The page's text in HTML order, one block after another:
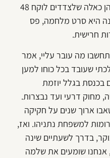
ביום השיבוש ופעם ביום הזעם, הן כאלה שלצדדים לוקח 48
היא סרט מלחמה, פס
חרישית.
מה עובר עליי, אמר
שעובד בכל כוחו למען
בכנסת בגלל יוזמת
מחוק דרעי ועד נבצרות.
ארוך שנים על חקיקה
למשפחת נתניהו. ואז,
בדרך לשעתיים שינה
אנחנו שומעים את שלמה